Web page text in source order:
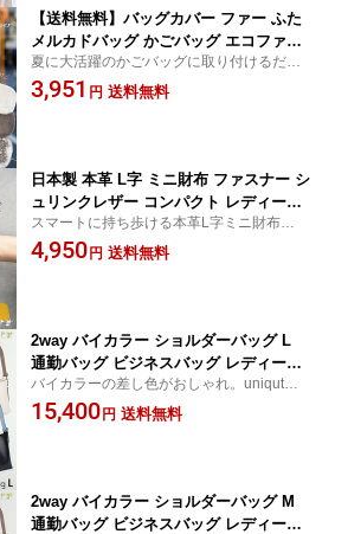
【送料無料】バッグカバー ファー ふた
メルカドバッグ かごバッグ エコファー
フェイクファー ファー小物 アクセサリ
ー カバー 取り外し おしゃれ 可愛い レ
夏に大活躍のかごバッグに取り付けるだけ
で、冬のおしゃれなバッグに大変身！紐で
縛るだけの簡単仕様。メルカドバッグやマ
3,951 円 送料無料
日本製 本革 L字 ミニ財布 ファスナー シ
ュリンクレザー コンパクト レディース
メンズ ユニセックス 小銭入れ ミニウォ
レット カードケース ギフト プレゼント
スマートに持ち歩ける本革L字ミニ財布。大
人のきれいめコーデに映えるコンパクトウ
ォレット。誕生日・記念日・クリスマス
4,950円 送料無料
2way バイカラー ショルダーバッグ L
通勤バッグ ビジネスバッグ レディース
ノートPC A4 斜めがけ 肩掛け 自立 通勤
通学 軽量 上品 シンプル 大人 おしゃれ
バイカラーの差し色がおしゃれ。uniquteの
2wayショルダーバッグ。通勤・ビジネスに
も休日にも活躍。Mサイズと大容量のLサイ
15,400円 送料無料
2way バイカラー ショルダーバッグ M
通勤バッグ ビジネスバッグ レディース